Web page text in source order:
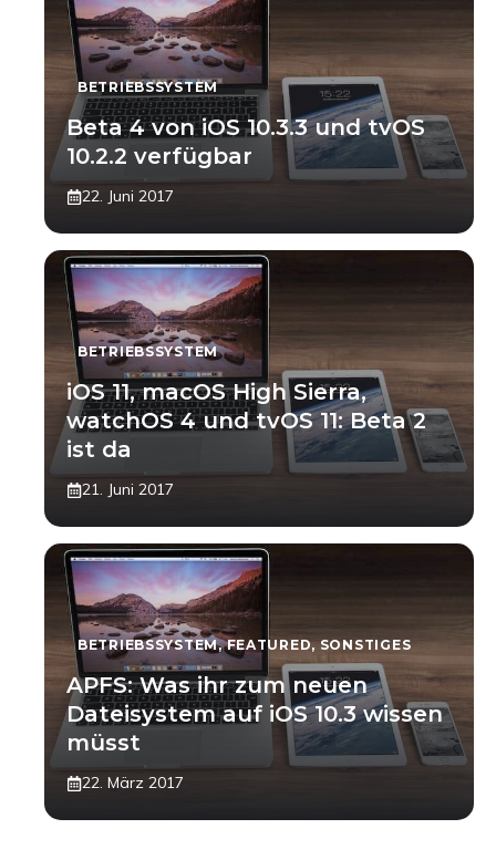
BETRIEBSSYSTEM
Beta 4 von iOS 10.3.3 und tvOS
10.2.2 verfügbar
22. Juni 2017
BETRIEBSSYSTEM
iOS 11, macOS High Sierra,
watchOS 4 und tvOS 11: Beta 2
ist da
21. Juni 2017
BETRIEBSSYSTEM,FEATURED,SONSTIGES
APFS: Was ihr zum neuen
Dateisystem auf iOS 10.3 wissen
müsst
22. März 2017